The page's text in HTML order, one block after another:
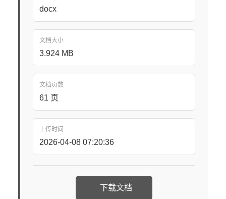
docx
文档大小
3.924 MB
文档页数
61 页
上传时间
2026-04-08 07:20:36
下载文档